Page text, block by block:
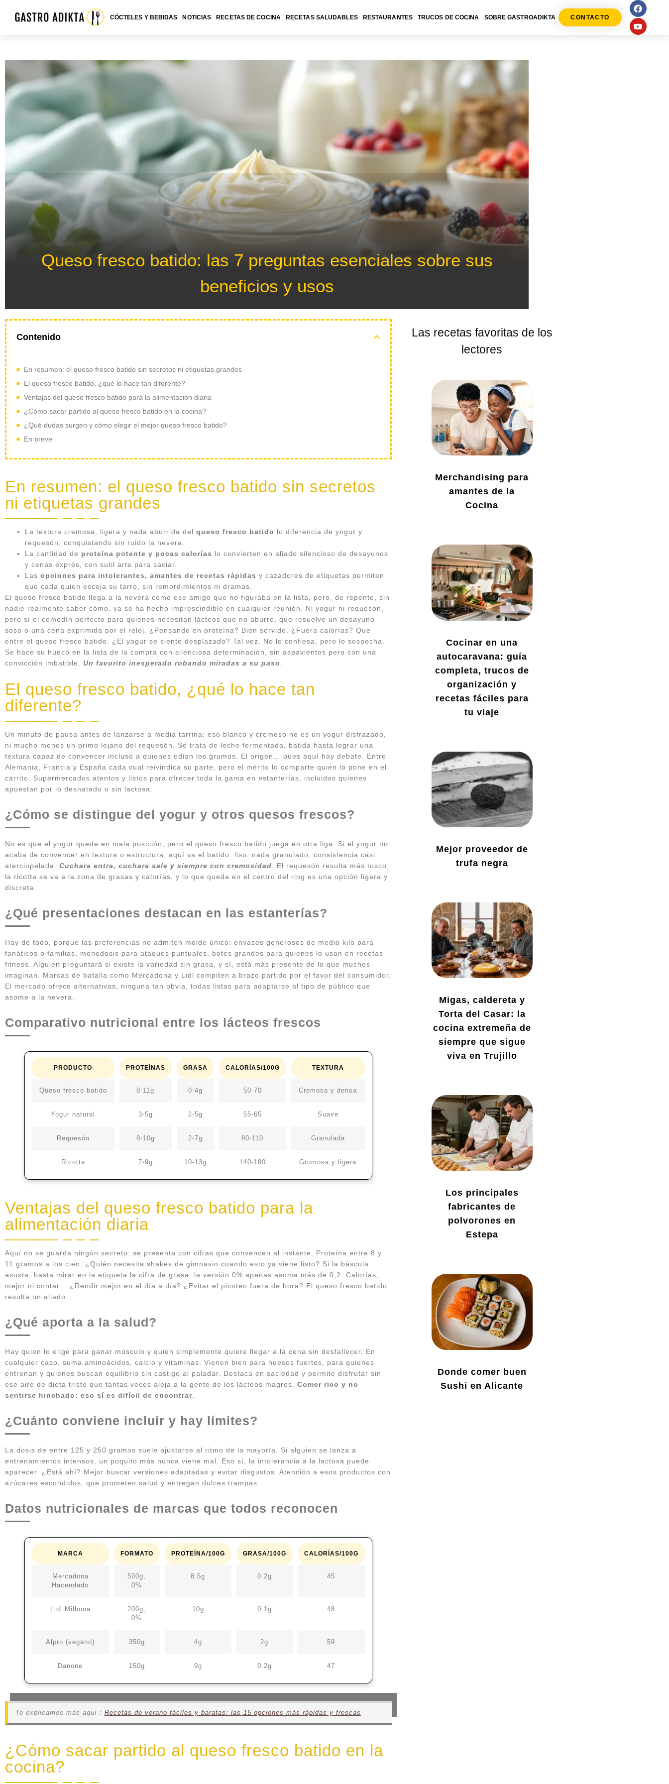
CÓCTELES Y BEBIDAS NOTICIAS RECETAS DE COCINA RECETAS SALUDABLES RESTAURANTES TRUCOS DE COCINA SOBRE GASTROADIKTA CONTACTO
Queso fresco batido: las 7 preguntas esenciales sobre sus
beneficios y usos
Contenido
En resumen: el queso fresco batido sin secretos ni etiquetas grandes
El queso fresco batido, ¿qué lo hace tan diferente?
Ventajas del queso fresco batido para la alimentación diaria
¿Cómo sacar partido al queso fresco batido en la cocina?
¿Qué dudas surgen y cómo elegir el mejor queso fresco batido?
En breve
En resumen: el queso fresco batido sin secretos
ni etiquetas grandes
La textura cremosa, ligera y nada aburrida del queso fresco batido lo diferencia de yogur y
requesón, conquistando sin ruido la nevera.
La cantidad de proteína potente y pocas calorías lo convierten en aliado silencioso de desayunos
y cenas exprés, con sutil arte para saciar.
Las opciones para intolerantes, amantes de recetas rápidas y cazadores de etiquetas permiten
que cada quien escoja su tarro, sin remordimientos ni dramas.
El queso fresco batido llega a la nevera como ese amigo que no figuraba en la lista, pero, de repente, sin
nadie realmente saber cómo, ya se ha hecho imprescindible en cualquier reunión. Ni yogur ni requesón,
pero sí el comodín perfecto para quienes necesitan lácteos que no aburre, que resuelve un desayuno
soso o una cena exprimida por el reloj. ¿Pensando en proteína? Bien servido. ¿Fuera calorías? Que
entre el queso fresco batido. ¿El yogur se siente desplazado? Tal vez. No lo confiesa, pero lo sospecha.
Se hace su hueco en la lista de la compra con silenciosa determinación, sin aspavientos pero con una
convicción imbatible. Un favorito inesperado robando miradas a su paso
El queso fresco batido, ¿qué lo hace tan
diferente?
Un minuto de pausa antes de lanzarse a media tarrina: eso blanco y cremoso no es un yogur disfrazado,
ni mucho menos un primo lejano del requesón. Se trata de leche fermentada, batida hasta lograr una
textura capaz de convencer incluso a quienes odian los grumos. El origen… pues aquí hay debate. Entre
Alemania, Francia y España cada cual reivindica su parte, pero el mérito lo comparte quien lo pone en el
carrito. Supermercados atentos y listos para ofrecer toda la gama en estanterías, incluidos quienes
apuestan por lo desnatado o sin lactosa.
¿Cómo se distingue del yogur y otros quesos frescos?
No es que el yogur quede en mala posición, pero el queso fresco batido juega en otra liga. Si el yogur no
acaba de convencer en textura o estructura, aquí va el batido: liso, nada granulado, consistencia casi
aterciopelada. Cuchara entra, cuchara sale y siempre con cremosidad . El requesón resulta más tosco,
la ricotta se va a la zona de grasas y calorías, y lo que queda en el centro del ring es una opción ligera y
discreta.
¿Qué presentaciones destacan en las estanterías?
Hay de todo, porque las preferencias no admiten molde único: envases generosos de medio kilo para
fanáticos o familias, monodosis para ataques puntuales, botes grandes para quienes lo usan en recetas
fitness. Alguien preguntará si existe la variedad sin grasa, y sí, está más presente de lo que muchos
imaginan. Marcas de batalla como Mercadona y Lidl compiten a brazo partido por el favor del consumidor.
El mercado ofrece alternativas, ninguna tan obvia, todas listas para adaptarse al tipo de público que
asome a la nevera.
Comparativo nutricional entre los lácteos frescos
PRODUCTO PROTEÍNAS GRASA CALORÍAS/100G TEXTURA
Queso fresco batido 8-11g 0-4g 50-70 Cremosa y densa
Yogur natural 3-5g 2-5g 55-65 Suave
Requesón 8-10g 2-7g 80-110 Granulada
Ricotta 7-9g 10-13g 140-180 Grumosa y ligera
Ventajas del queso fresco batido para la
alimentación diaria
Aquí no se guarda ningún secreto: se presenta con cifras que convencen al instante. Proteína entre 8 y
11 gramos a los cien. ¿Quién necesita shakes de gimnasio cuando esto ya viene listo? Si la báscula
asusta, basta mirar en la etiqueta la cifra de grasa: la versión 0% apenas asoma más de 0,2. Calorías,
mejor ni contar… ¿Rendir mejor en el día a día? ¿Evitar el picoteo fuera de hora? El queso fresco batido
resulta un aliado.
¿Qué aporta a la salud?
Hay quien lo elige para ganar músculo y quien simplemente quiere llegar a la cena sin desfallecer. En
cualquier caso, suma aminoácidos, calcio y vitaminas. Vienen bien para huesos fuertes, para quienes
entrenan y quienes buscan equilibrio sin castigo al paladar. Destaca en saciedad y permite disfrutar sin
ese aire de dieta triste que tantas veces aleja a la gente de los lácteos magros. Comer rico y no
sentirse hinchado: eso sí es difícil de encontrar
¿Cuánto conviene incluir y hay límites?
La dosis de entre 125 y 250 gramos suele ajustarse al ritmo de la mayoría. Si alguien se lanza a
entrenamientos intensos, un poquito más nunca viene mal. Eso sí, la intolerancia a la lactosa puede
aparecer. ¿Está ahí? Mejor buscar versiones adaptadas y evitar disgustos. Atención a esos productos con
azúcares escondidos, que prometen salud y entregan dulces trampas.
Datos nutricionales de marcas que todos reconocen
MARCA FORMATO PROTEÍNA/100G GRASA/100G CALORÍAS/100G
Mercadona
Hacendado
500g,
0%
8.5g 0.2g 45
Lidl Milbona
200g,
0%
10g 0.1g 48
Alpro (vegano) 350g 4g 2g 59
Danone 150g 9g 0.2g 47
Te explicamos más aquí : Recetas de verano fáciles y baratas: las 15 opciones más rápidas y frescas
¿Cómo sacar partido al queso fresco batido en la
cocina?
Las recetas favoritas de los
lectores
Merchandising para
amantes de la
Cocina
Cocinar en una
autocaravana: guía
completa, trucos de
organización y
recetas fáciles para
tu viaje
Mejor proveedor de
trufa negra
Migas, caldereta y
Torta del Casar: la
cocina extremeña de
siempre que sigue
viva en Trujillo
Los principales
fabricantes de
polvorones en
Estepa
Donde comer buen
Sushi en Alicante